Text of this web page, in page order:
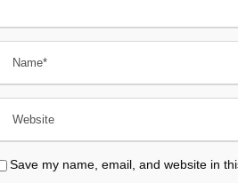
Save my name, email, and website in